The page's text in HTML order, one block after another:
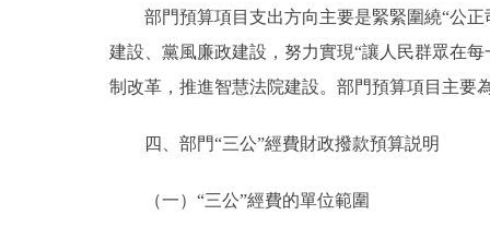
部門預算項目支出方向主要是緊緊圍繞“公正
建設、黨風廉政建設，努力實現“讓人民群眾在
制改革，推進智慧法院建設。部門預算項目主要
四、部門“三公”經費財政撥款預算説明
（一）“三公”經費的單位範圍